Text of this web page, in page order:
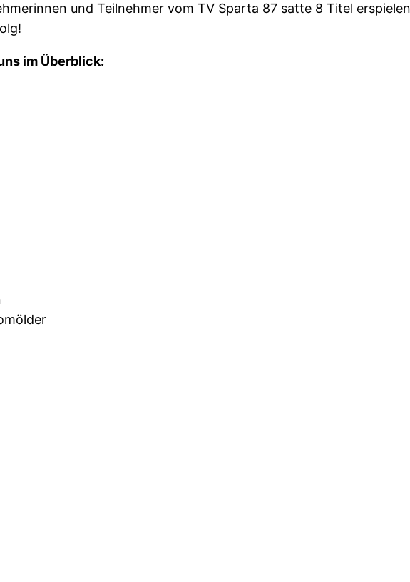
und Teilnehmer vom TV Sparta 87 satte 8 Titel
im Überblick: